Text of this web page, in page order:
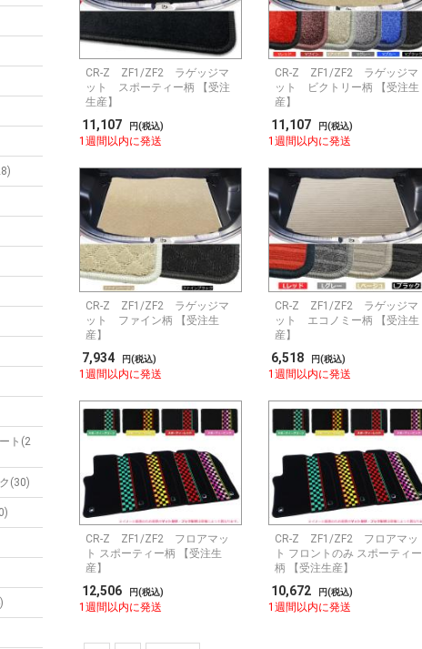
ト(2
(30)
CR-Z ZF1/ZF2 ラゲッジマ
ット スポーティー柄 【受注
生産】
11,107 円(税込)
1週間以内に発送
CR-Z ZF1/ZF2 ラゲッジマ
ット ビクトリー柄 【受注生
産】
11,107 円(税込)
1週間以内に発送
CR-Z ZF1/ZF2 ラゲッジマ
ット ファイン柄 【受注生
産】
7,934 円(税込)
1週間以内に発送
CR-Z ZF1/ZF2 ラゲッジマ
ット エコノミー柄 【受注生
産】
6,518 円(税込)
1週間以内に発送
CR-Z ZF1/ZF2 フロアマッ
ト スポーティー柄 【受注生
産】
12,506 円(税込)
1週間以内に発送
CR-Z ZF1/ZF2 フロアマッ
ト フロントのみ スポーティー
柄 【受注生産】
10,672 円(税込)
1週間以内に発送